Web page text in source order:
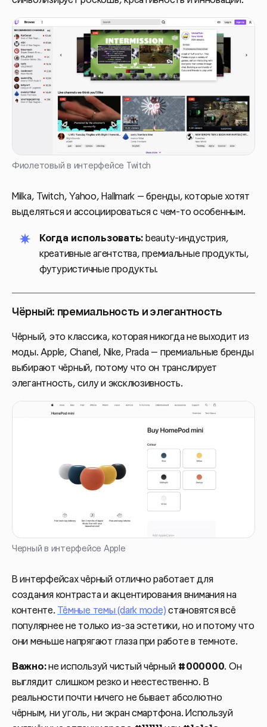
Фиолетовый в интерфейсе Twitch
Milka, Twitch, Yahoo, Hallmark — бренды, которые хотят
выделяться и ассоциироваться с чем-то особенным.
Когда использовать: beauty-индустрия,
креативные агентства, премиальные продукты,
футуристичные продукты.
Чёрный: премиальность и элегантность
Чёрный, это классика, которая никогда не выходит из
моды. Apple, Chanel, Nike, Prada — премиальные бренды
выбирают чёрный, потому что он транслирует
элегантность, силу и эксклюзивность.
Черный в интерфейсе Apple
В интерфейсах чёрный отлично работает для
создания контраста и акцентирования внимания на
контенте. Тёмные темы (dark mode) становятся всё
популярнее не только из-за эстетики, но и потому что
они меньше напрягают глаза при работе в темноте.
Важно:не используй чистый чёрный #000000. Он
выглядит слишком резко и неестественно. В
реальности почти ничего не бывает абсолютно
чёрным, ни уголь, ни экран смартфона. Используй